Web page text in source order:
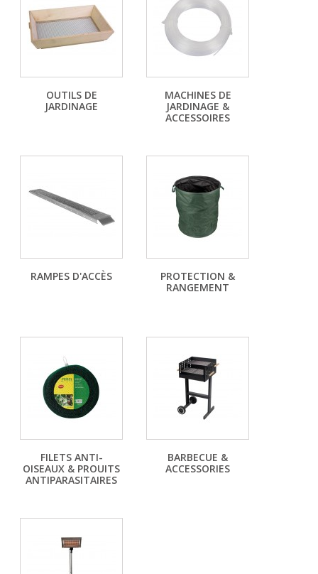
OUTILS DE
JARDINAGE
MACHINES DE
JARDINAGE &
ACCESSOIRES
RAMPES D'ACCÈS
PROTECTION &
RANGEMENT
FILETS ANTI-
OISEAUX & PROUITS
ANTIPARASITAIRES
BARBECUE &
ACCESSORIES